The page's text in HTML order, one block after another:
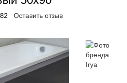
Оставить отзыв